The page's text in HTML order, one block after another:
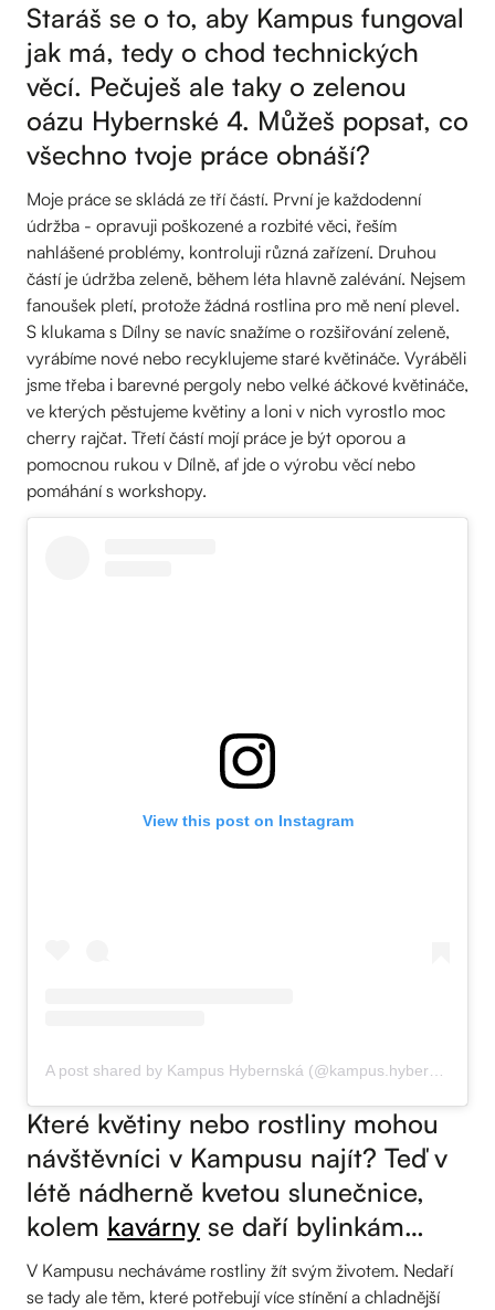
Staráš se o to, aby Kampus fungoval
jak má, tedy o chod technických
věcí. Pečuješ ale taky o zelenou
oázu Hybernské 4. Můžeš popsat, co
všechno tvoje práce obnáší?
Moje práce se skládá ze tří částí. První je každodenní
údržba - opravuji poškozené a rozbité věci, řeším
nahlášené problémy, kontroluji různá zařízení. Druhou
částí je údržba zeleně, během léta hlavně zalévání. Nejsem
fanoušek pletí, protože žádná rostlina pro mě není plevel.
S klukama s Dílny se navíc snažíme o rozšiřování zeleně,
vyrábíme nové nebo recyklujeme staré květináče. Vyráběli
jsme třeba i barevné pergoly nebo velké áčkové květináče,
ve kterých pěstujeme květiny a loni v nich vyrostlo moc
cherry rajčat. Třetí částí mojí práce je být oporou a
pomocnou rukou v Dílně, ať jde o výrobu věcí nebo
pomáhání s workshopy.
View this post on Instagram
A post shared by Kampus Hybernská (@kampus.hybernska)
Které květiny nebo rostliny mohou
návštěvníci v Kampusu najít? Teď v
létě nádherně kvetou slunečnice,
kolem kavárny se daří bylinkám…
V Kampusu necháváme rostliny žít svým životem. Nedaří
se tady ale těm, které potřebují více stínění a chladnější